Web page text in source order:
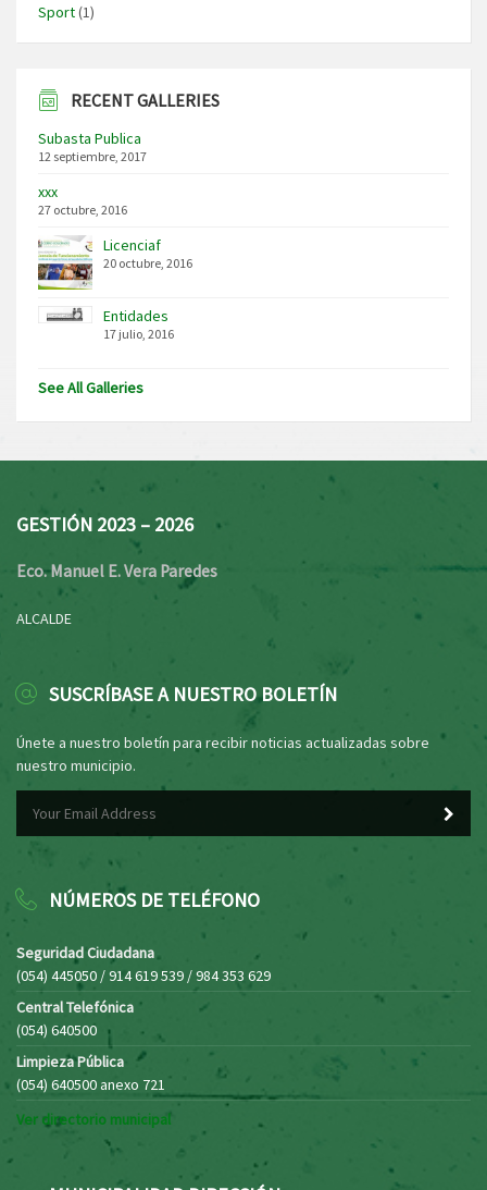
Sport(1)
RECENT GALLERIES
Subasta Publica
12 septiembre, 2017
xxx
27 octubre, 2016
Licenciaf
20 octubre, 2016
Entidades
17 julio, 2016
See All Galleries
GESTIÓN 2023 – 2026
Eco. Manuel E. Vera Paredes
ALCALDE
SUSCRÍBASE A NUESTRO BOLETÍN
Únete a nuestro boletín para recibir noticias actualizadas sobre
nuestro municipio.
NÚMEROS DE TELÉFONO
Seguridad Ciudadana
(054) 445050 / 914 619 539 / 984 353 629
Central Telefónica
(054) 640500
Limpieza Pública
(054) 640500 anexo 721
Ver directorio municipal